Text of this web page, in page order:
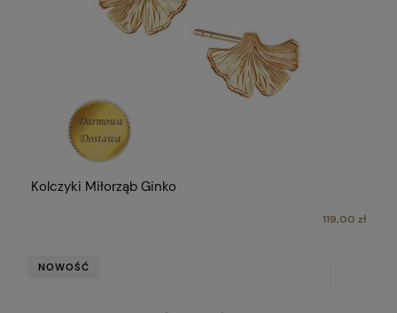
Kolczyki Miłorząb Ginko
119,00 zł
NOWOŚĆ